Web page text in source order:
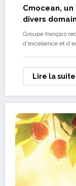
Cmocean,
divers
Groupe français
d'excellence et
Lire la suite